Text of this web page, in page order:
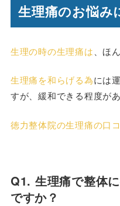
生理痛のお悩み
生理の時の生理痛は 、ほ
生理痛を和らげる為には
すが、緩和できる程度があ
徳力整体院の生理痛の口
Q1. 生理痛で整体
ですか？